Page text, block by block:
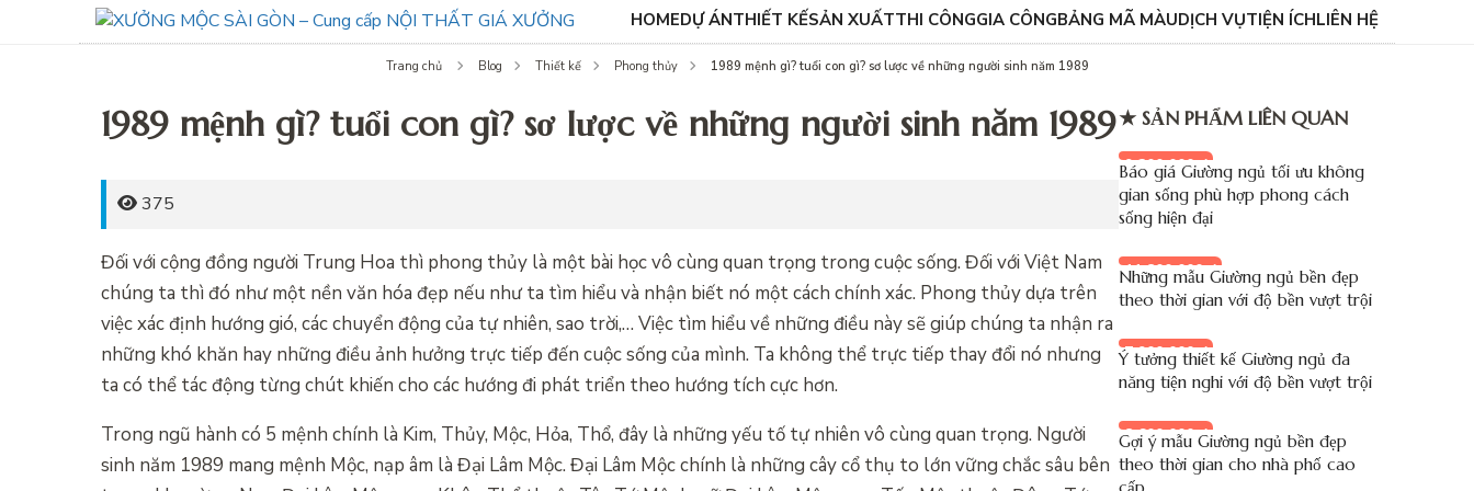
HOMEDỰ ÁNTHIẾT KẾSẢN XUẤTTHI CÔNGGIA CÔNGBẢNG MÃ MÀUDỊCH VỤTIỆN ÍCHLIÊN HỆ
Trang chủ Blog Thiết kế Phong thủy 1989 mệnh gì? tuổi con gì? sơ lược về những người sinh năm 1989
1989 mệnh gì? tuổi con gì? sơ lược về những người sinh năm 1989
375
Đối với cộng đồng người Trung Hoa thì phong thủy là một bài học vô cùng quan trọng trong cuộc sống. Đối với Việt Nam
chúng ta thì đó như một nền văn hóa đẹp nếu như ta tìm hiểu và nhận biết nó một cách chính xác. Phong thủy dựa trên
việc xác định hướng gió, các chuyển động của tự nhiên, sao trời,… Việc tìm hiểu về những điều này sẽ giúp chúng ta nhận ra
những khó khăn hay những điều ảnh hưởng trực tiếp đến cuộc sống của mình. Ta không thể trực tiếp thay đổi nó nhưng
ta có thể tác động từng chút khiến cho các hướng đi phát triển theo hướng tích cực hơn.
Trong ngũ hành có 5 mệnh chính là Kim, Thủy, Mộc, Hỏa, Thổ, đây là những yếu tố tự nhiên vô cùng quan trọng. Người
sinh năm 1989 mang mệnh Mộc, nạp âm là Đại Lâm Mộc. Đại Lâm Mộc chính là những cây cổ thụ to lớn vững chắc sâu bên
★ SẢN PHẨM LIÊN QUAN
9.200.000 đ
Báo giá Giường ngủ tối ưu không
gian sống phù hợp phong cách
sống hiện đại
11.800.000 đ
Những mẫu Giường ngủ bền đẹp
theo thời gian với độ bền vượt trội
7.900.000 đ
Ý tưởng thiết kế Giường ngủ đa
năng tiện nghi với độ bền vượt trội
8.600.000 đ
Gợi ý mẫu Giường ngủ bền đẹp
theo thời gian cho nhà phố cao